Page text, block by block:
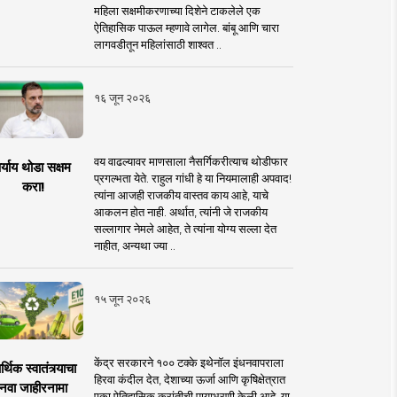
महिला सक्षमीकरणाच्या दिशेने टाकलेले एक
ऐतिहासिक पाऊल म्हणावे लागेल. बांबू आणि चारा
लागवडीतून महिलांसाठी शाश्वत ..
१६ जून २०२६
थोडा सक्षम
करा!
वय वाढल्यावर माणसाला नैसर्गिकरीत्याच थोडीफार
प्रगल्भता येते. राहुल गांधी हे या नियमालाही अपवाद!
त्यांना आजही राजकीय वास्तव काय आहे, याचे
आकलन होत नाही. अर्थात, त्यांनी जे राजकीय
सल्लागार नेमले आहेत, ते त्यांना योग्य सल्ला देत
नाहीत, अन्यथा ज्या ..
१५ जून २०२६
स्वातंत्र्याचा
जाहीरनामा
केंद्र सरकारने १०० टक्के इथेनॉल इंधनवापराला
हिरवा कंदील देत, देशाच्या ऊर्जा आणि कृषिक्षेत्रात